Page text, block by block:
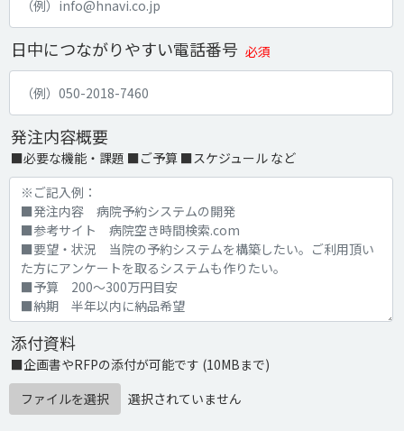
日中につながりやすい電話番号 必須
発注内容概要
■必要な機能・課題 ■ご予算 ■スケジュール など
添付資料
■企画書やRFPの添付が可能です (10MBまで)
ファイルを選択
選択されていません